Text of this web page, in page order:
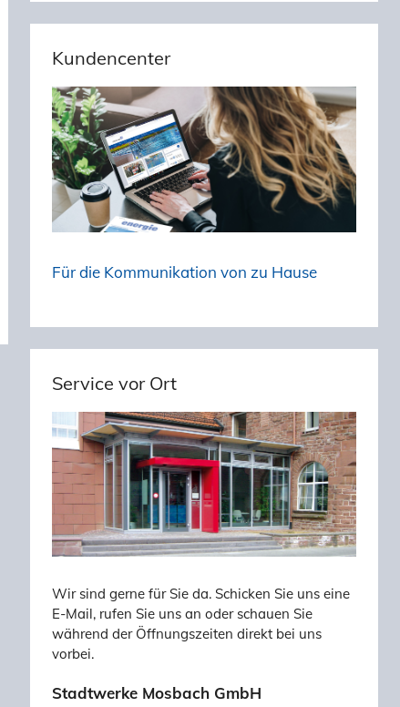
Kundencenter
Für die Kommunikation von zu Hause
Service vor Ort
Wir sind gerne für Sie da. Schicken Sie uns eine
E-Mail, rufen Sie uns an oder schauen Sie
während der Öffnungszeiten direkt bei uns
vorbei.
Stadtwerke Mosbach GmbH